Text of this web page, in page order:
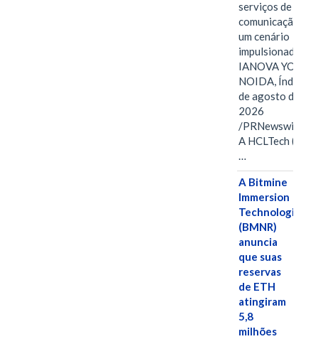
serviços de
comunicação em
um cenário
impulsionado
IANOVA YORK e
NOIDA, Índia, 3
de agosto de
2026
/PRNewswire/ --
A HCLTech (NSE:
…
A Bitmine
Immersion
Technologies
(BMNR)
anuncia
que suas
reservas
de ETH
atingiram
5,8
milhões